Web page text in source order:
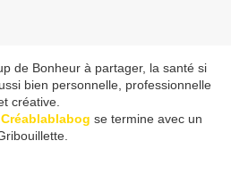
de Bonheur à partager, la santé si
bien personnelle, professionnelle
créative.
Créablablabog se termine avec un